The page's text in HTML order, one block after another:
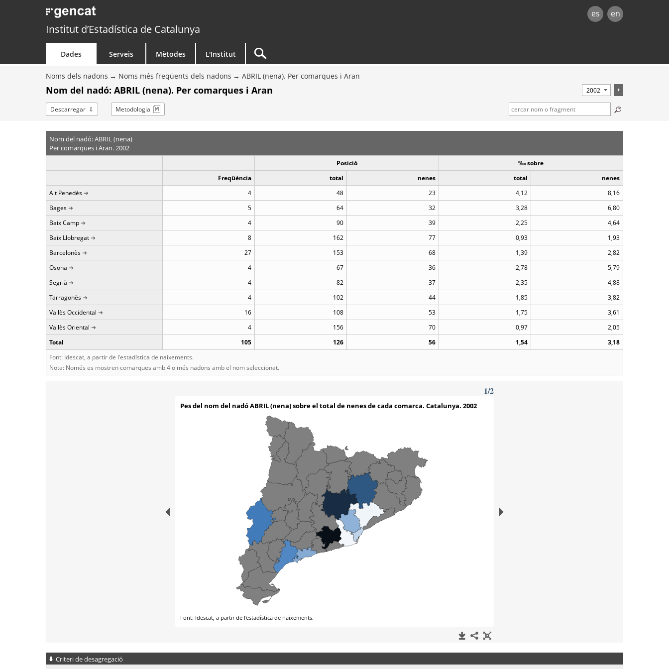
es en
Institut d’Estadística de Catalunya
Dades Serveis Mètodes L'Institut
Noms dels nadons Noms més freqüents dels nadons ABRIL (nena). Per comarques i Aran
Nom del nadó: ABRIL (nena). Per comarques i Aran
Descarregar Metodologia
Nom del nadó: ABRIL (nena)
Per comarques i Aran. 2002
Posició
‰ sobre
Freqüència
total nenes total
nenes
Alt Penedès
4 48 23 4,12
8,16
Bages
5 64 32 3,28
6,80
Baix Camp
4 90 39 2,25
4,64
Baix Llobregat
8 162 77 0,93
1,93
Barcelonès
27 153 68 1,39
2,82
Osona
4 67 36 2,78
5,79
Segrià
4 82 37 2,35
4,88
Tarragonès
4 102 44 1,85
3,82
Vallès Occidental
16 108 53 1,75
3,61
Vallès Oriental
4 156 70 0,97
2,05
Total
105 126 56 1,54
3,18
Font: Idescat, a partir de l'estadística de naixements.
Nota: Només es mostren comarques amb 4 o més nadons amb el nom seleccionat.
Criteri de desagregació